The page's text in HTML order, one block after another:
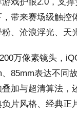
带来赛场级触控
、沧浪浮光、天
万像素镜头，
85mm表达不同
加与超清算法
片风格、经典